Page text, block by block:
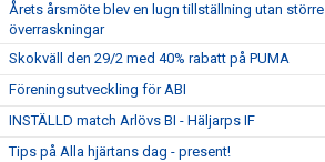
Årets årsmöte blev en lugn tillställning utan större
överraskningar
Skokväll den 29/2 med 40% rabatt på PUMA
Föreningsutveckling för ABI
INSTÄLLD match Arlövs BI - Häljarps IF
Tips på Alla hjärtans dag - present!